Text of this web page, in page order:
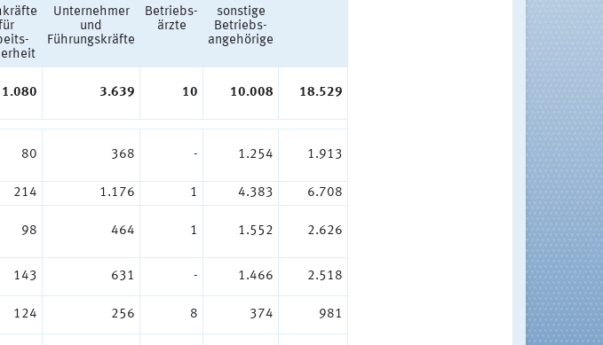
Unternehmer
und
Führungskräfte
Betriebs-
ärzte
sonstige
Betriebs-
angehörige
1.080 3.639 10 10.008 18.529
80 368 - 1.254 1.913
214 1.176 1 4.383
6.708
98 464 1 1.552 2.626
143 631 - 1.466 2.518
124 256 8 374 981